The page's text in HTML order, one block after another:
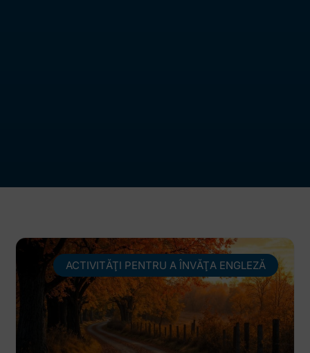
ACTIVITĂŢI PENTRU A ÎNVĂŢA ENGLEZĂ